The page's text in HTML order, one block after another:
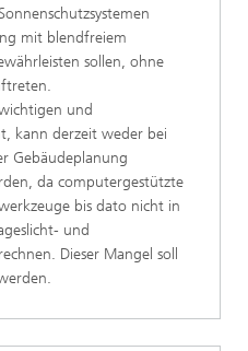
mit blendfreiem
sollen, ohne
und
kann derzeit weder bei
Gebäudeplanung
da computergestützte
bis dato nicht in
und
Dieser Mangel soll